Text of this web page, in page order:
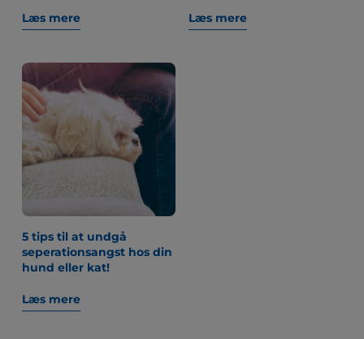
Læs mere Læs mere
5 tips til at undgå
seperationsangst hos din
hund eller kat!
Læs mere